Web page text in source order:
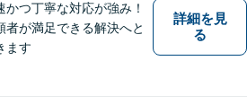
かつ丁寧な対応が強み！
者が満足できる解決へと
ます
詳細を見
る